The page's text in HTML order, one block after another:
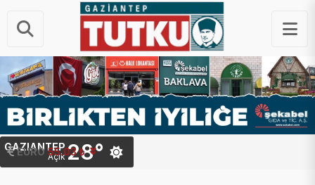
EURO 55.03 ₺
STERLIN 64.26 ₺
GAZIANTEP
Açık28°